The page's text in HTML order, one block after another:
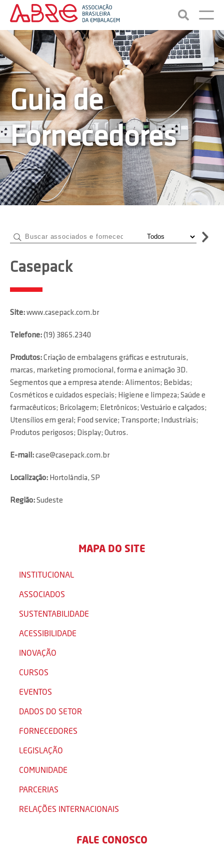
Guia de
Fornecedores
Casepack
Site:www.casepack.com.br
Telefone:(19) 3865.2340
Produtos:Criação de embalagens gráficas e estruturais,
marcas, marketing promocional, forma e animação 3D.
Segmentos que a empresa atende: Alimentos; Bebidas;
Cosméticos e cuidados especiais; Higiene e limpeza; Saúde e
farmacêuticos; Bricolagem; Eletrônicos; Vestuário e calçados;
Utensílios em geral; Food service; Transporte; Industriais;
Produtos perigosos; Display; Outros.
E-mail:case@casepack.com.br
Localização: Hortolândia, SP
Região:Sudeste
MAPA DO SITE
INSTITUCIONAL
ASSOCIADOS
SUSTENTABILIDADE
ACESSIBILIDADE
INOVAÇÃO
CURSOS
EVENTOS
DADOS DO SETOR
FORNECEDORES
LEGISLAÇÃO
COMUNIDADE
PARCERIAS
RELAÇÕES INTERNACIONAIS
FALE CONOSCO